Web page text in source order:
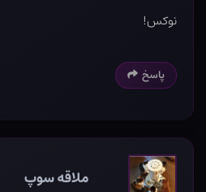
نوکس!
پاسخ
ملاقه سوپ